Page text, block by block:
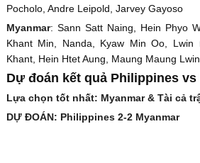
Pocholo, Andre Leipold, Jarvey Gayoso
Myanmar: Sann Satt Naing, Hein Phyo
Khant Min, Nanda, Kyaw Min Oo, Lwin
Khant, Hein Htet Aung, Maung Maung
Dự đoán kết quả Philippines vs
Lựa chọn tốt nhất: Myanmar & Tài cả
DỰ ĐOÁN: Philippines 2-2 Myanmar